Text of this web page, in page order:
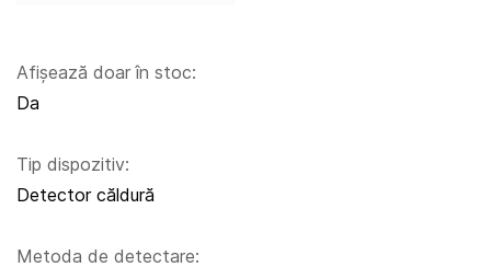
Afișează doar în stoc:
Da
Tip dispozitiv:
Detector căldură
Metoda de detectare: